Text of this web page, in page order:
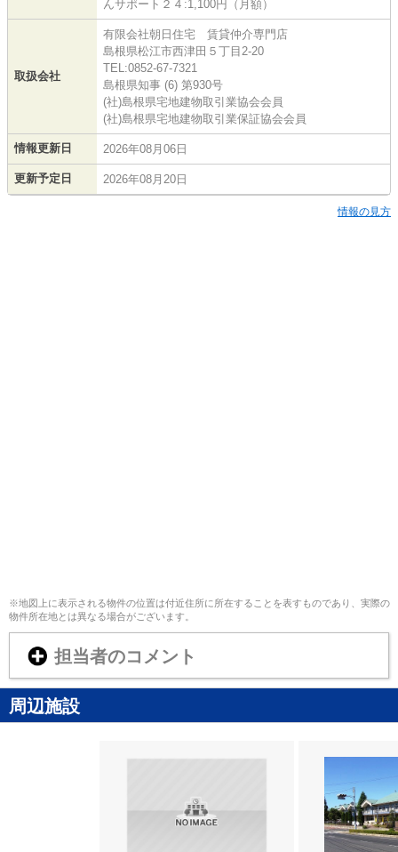
んサポート２４:1,100円（月額）
取扱会社
有限会社朝日住宅 賃貸仲介専門店
島根県松江市西津田５丁目2-20
TEL:0852-67-7321
島根県知事 (6) 第930号
(社)島根県宅地建物取引業協会会員
(社)島根県宅地建物取引業保証協会会員
情報更新日 2026年08月06日
更新予定日 2026年08月20日
情報の見方
※地図上に表示される物件の位置は付近住所に所在することを表すものであり、実際の
物件所在地とは異なる場合がございます。
担当者のコメント
周辺施設